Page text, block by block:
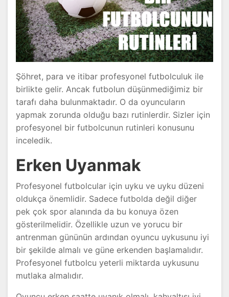
Şöhret, para ve itibar profesyonel futbolculuk ile
birlikte gelir. Ancak futbolun düşünmediğimiz bir
tarafı daha bulunmaktadır. O da oyuncuların
yapmak zorunda olduğu bazı rutinlerdir. Sizler için
profesyonel bir futbolcunun rutinleri konusunu
inceledik.
Erken Uyanmak
Profesyonel futbolcular için uyku ve uyku düzeni
oldukça önemlidir. Sadece futbolda değil diğer
pek çok spor alanında da bu konuya özen
gösterilmelidir. Özellikle uzun ve yorucu bir
antrenman gününün ardından oyuncu uykusunu iyi
bir şekilde almalı ve güne erkenden başlamalıdır.
Profesyonel futbolcu yeterli miktarda uykusunu
mutlaka almalıdır.